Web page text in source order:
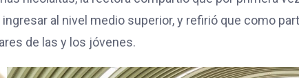
al nivel medio superior, y refirió que como
de las y los jóvenes.